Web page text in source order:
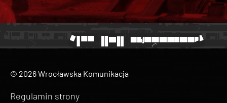
© 2026 Wrocławska Komunikacja
Regulamin strony